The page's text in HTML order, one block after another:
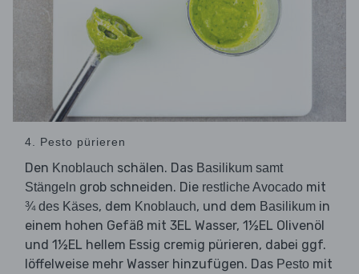
4. Pesto pürieren
Den Knoblauch schälen. Das Basilikum samt
Stängeln grob schneiden. Die restliche Avocado mit
¾ des Käses, dem Knoblauch, und dem Basilikum in
einem hohen Gefäß mit 3EL Wasser, 1½EL Olivenöl
und 1½EL hellem Essig cremig pürieren, dabei ggf.
löffelweise mehr Wasser hinzufügen. Das Pesto mit